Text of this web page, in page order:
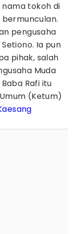
nama tokoh di
pengusaha
Setiono. Ia pun
pihak, salah
Muda
Rafi itu
(Ketum)